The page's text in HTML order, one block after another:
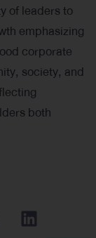
of leaders to
emphasizing
corporate
society, and
both